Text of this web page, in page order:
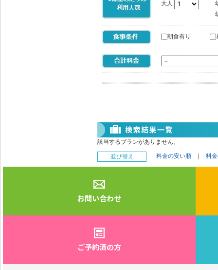
大人
朝食有り
該当するプランがありません。
並び替え 料金の安い順 料
お問い合わせ
ご予約済の方